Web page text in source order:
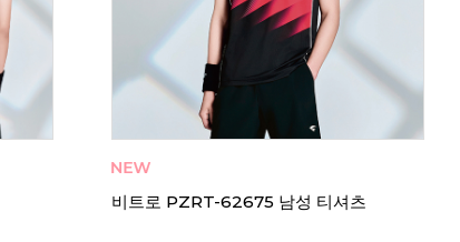
비트로 PT-72643 여성 티셔츠 긴팔 기모